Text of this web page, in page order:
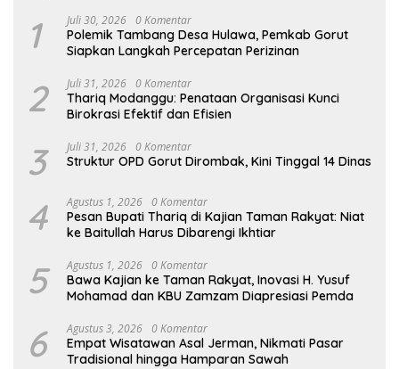
1 Juli 30, 2026 0 Komentar
Polemik Tambang Desa Hulawa, Pemkab Gorut
Siapkan Langkah Percepatan Perizinan
2 Juli 31, 2026 0 Komentar
Thariq Modanggu: Penataan Organisasi Kunci
Birokrasi Efektif dan Efisien
3 Juli 31, 2026 0 Komentar
Struktur OPD Gorut Dirombak, Kini Tinggal 14 Dinas
4 Agustus 1, 2026 0 Komentar
Pesan Bupati Thariq di Kajian Taman Rakyat: Niat
ke Baitullah Harus Dibarengi Ikhtiar
5 Agustus 1, 2026 0 Komentar
Bawa Kajian ke Taman Rakyat, Inovasi H. Yusuf
Mohamad dan KBU Zamzam Diapresiasi Pemda
6 Agustus 3, 2026 0 Komentar
Empat Wisatawan Asal Jerman, Nikmati Pasar
Tradisional hingga Hamparan Sawah